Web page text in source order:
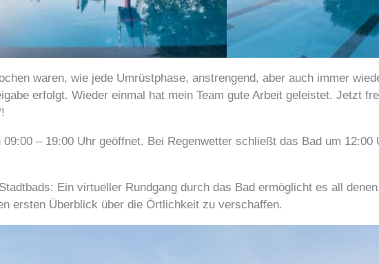
waren, wie jede Umrüstphase, anstrengend, aber auch immer
erfolgt. Wieder einmal hat mein Team gute Arbeit geleistet. Jetzt
– 19:00 Uhr geöffnet. Bei Regenwetter schließt das Bad um 12:00
Ein virtueller Rundgang durch das Bad ermöglicht es all
ersten Überblick über die Örtlichkeit zu verschaffen.